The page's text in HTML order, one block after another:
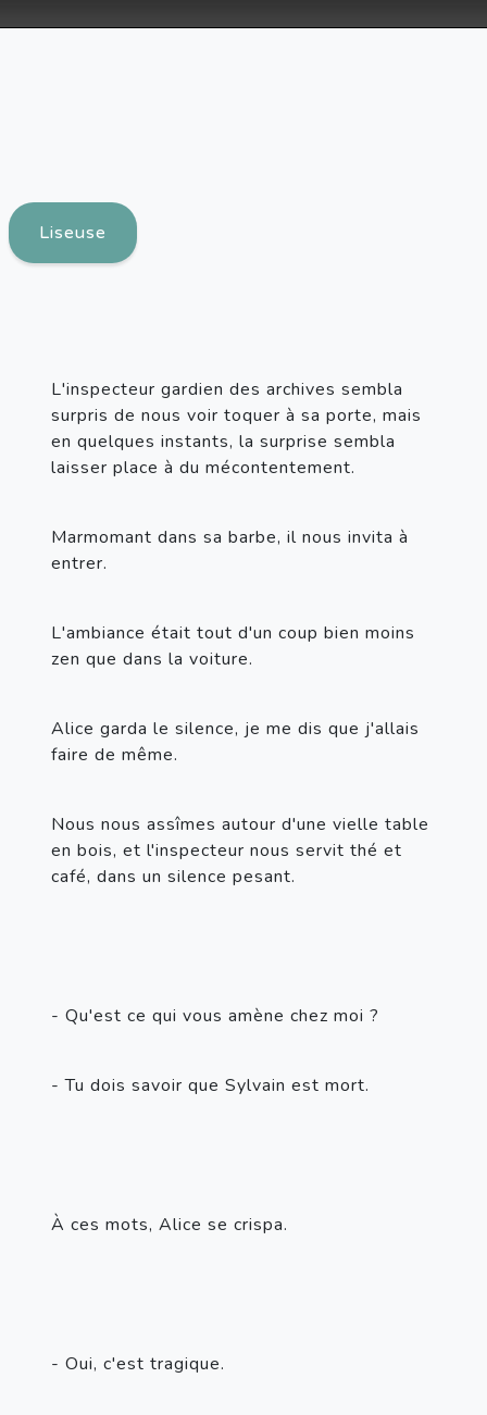
Liseuse
L'inspecteur gardien des archives sembla
surpris de nous voir toquer à sa porte, mais
en quelques instants, la surprise sembla
laisser place à du mécontentement.
Marmomant dans sa barbe, il nous invita à
entrer.
L'ambiance était tout d'un coup bien moins
zen que dans la voiture.
Alice garda le silence, je me dis que j'allais
faire de même.
Nous nous assîmes autour d'une vielle table
en bois, et l'inspecteur nous servit thé et
café, dans un silence pesant.
- Qu'est ce qui vous amène chez moi ?
- Tu dois savoir que Sylvain est mort.
À ces mots, Alice se crispa.
- Oui, c'est tragique.